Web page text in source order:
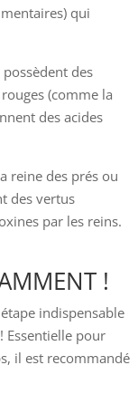
qui
des
(comme la
des acides
reine des prés ou
des vertus
par les reins.
!
indispensable
Essentielle pour
il est recommandé